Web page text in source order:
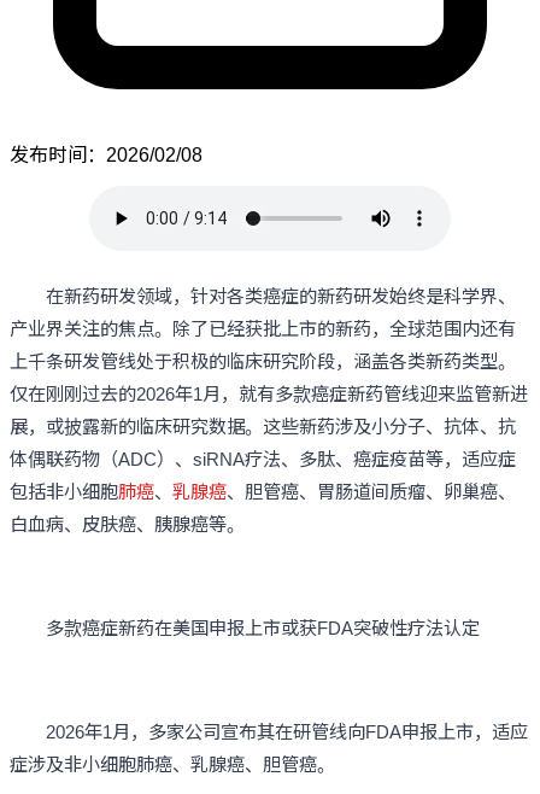
发布时间：2026/02/08
在新药研发领域，针对各类癌症的新药研发始终是科学界、
产业界关注的焦点。除了已经获批上市的新药，全球范围内还有
上千条研发管线处于积极的临床研究阶段，涵盖各类新药类型。
仅在刚刚过去的2026年1月，就有多款癌症新药管线迎来监管新进
展，或披露新的临床研究数据。这些新药涉及小分子、抗体、抗
体偶联药物（ADC）、siRNA疗法、多肽、癌症疫苗等，适应症
包括非小细胞肺癌、 乳腺癌、胆管癌、胃肠道间质瘤、卵巢癌、
白血病、皮肤癌、胰腺癌等。
多款癌症新药在美国申报上市或获FDA突破性疗法认定
2026年1月，多家公司宣布其在研管线向FDA申报上市，适应
症涉及非小细胞肺癌、乳腺癌、胆管癌。